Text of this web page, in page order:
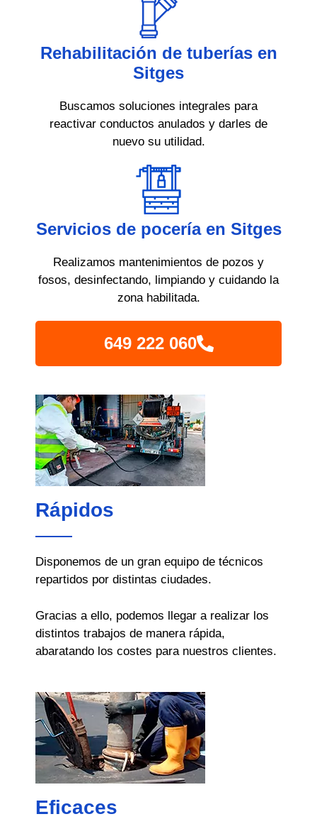
Rehabilitación de tuberías en
Sitges
Buscamos soluciones integrales para
reactivar conductos anulados y darles de
nuevo su utilidad.
Servicios de pocería en Sitges
Realizamos mantenimientos de pozos y
fosos, desinfectando, limpiando y cuidando la
zona habilitada.
649 222 060
Rápidos
Disponemos de un gran equipo de técnicos
repartidos por distintas ciudades.
Gracias a ello, podemos llegar a realizar los
distintos trabajos de manera rápida,
abaratando los costes para nuestros clientes.
Eficaces